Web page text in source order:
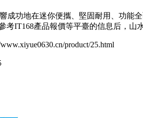
成功地在迷你便攜、堅固耐用、功
考IT168產品報價等平臺的信息后，
product/25.html